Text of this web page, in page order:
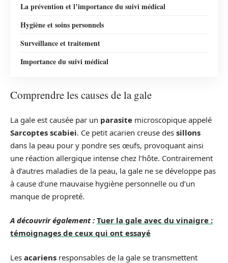
La prévention et l’importance du suivi médical
Hygiène et soins personnels
Surveillance et traitement
Importance du suivi médical
Comprendre les causes de la gale
La gale est causée par un parasite microscopique appelé
Sarcoptes scabiei. Ce petit acarien creuse des sillons
dans la peau pour y pondre ses œufs, provoquant ainsi
une réaction allergique intense chez l’hôte. Contrairement
à d’autres maladies de la peau, la gale ne se développe pas
à cause d’une mauvaise hygiène personnelle ou d’un
manque de propreté.
A découvrir également : Tuer la gale avec du vinaigre :
témoignages de ceux qui ont essayé
Les acariens responsables de la gale se transmettent